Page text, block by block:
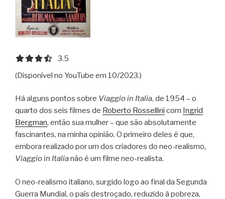
3.5 out of 5.0 stars
3.5
(Disponível no YouTube em 10/2023.)
Há alguns pontos sobre Viaggio in Italia, de 1954 – o
quarto dos seis filmes de Roberto Rossellini com Ingrid
Bergman, então sua mulher – que são absolutamente
fascinantes, na minha opinião. O primeiro deles é que,
embora realizado por um dos criadores do neo-realismo,
Viaggio in Italianão é um filme neo-realista.
O neo-realismo italiano, surgido logo ao final da Segunda
Guerra Mundial, o país destroçado, reduzido à pobreza,